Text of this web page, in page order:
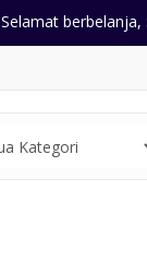
Selamat berbelanja,